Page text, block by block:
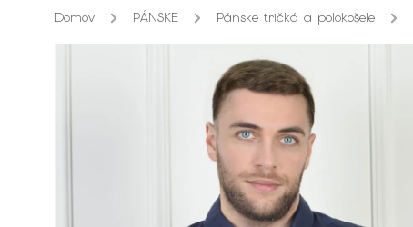
Domov / PÁNSKE / Pánske tričká a polokošele /